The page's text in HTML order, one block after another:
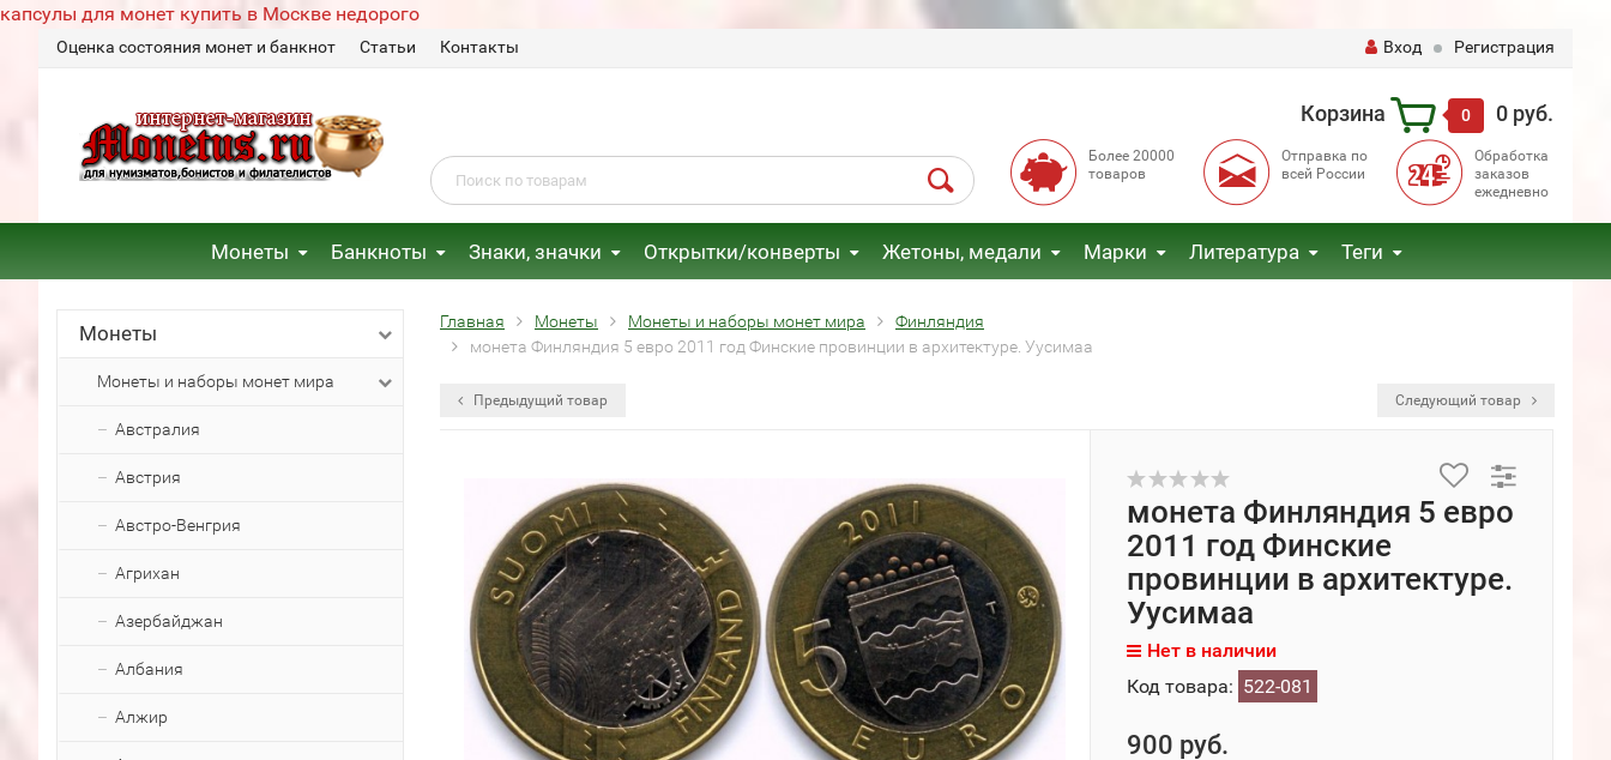
капсулы для монет купить в Москве недорого
Оценка состояния монет и банкнот Статьи Контакты Вход Регистрация
Корзина 0 0 руб.
Более 20000
товаров
Отправка по
всей России
Обработка
заказов
ежедневно
Монеты Банкноты Знаки, значки Открытки/конверты Жетоны, медали Марки Литература Теги
Монеты
Монеты и наборы монет мира
Австралия
Австрия
Австро-Венгрия
Агрихан
Азербайджан
Албания
Алжир
Главная Монеты Монеты и наборы монет мира
Финляндия
монета Финляндия 5 евро 2011 год Финские провинции в архитектуре. Уусимаа
Предыдущий товар Следующий товар
монета Финляндия 5 евро
2011 год Финские
провинции в архитектуре.
Уусимаа
Нет в наличии
Код товара: 522-081
900 руб.